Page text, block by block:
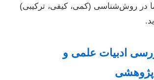
در روش‌شناسی (کمی، کیفی، ترکیبی)
ادبیات علمی و